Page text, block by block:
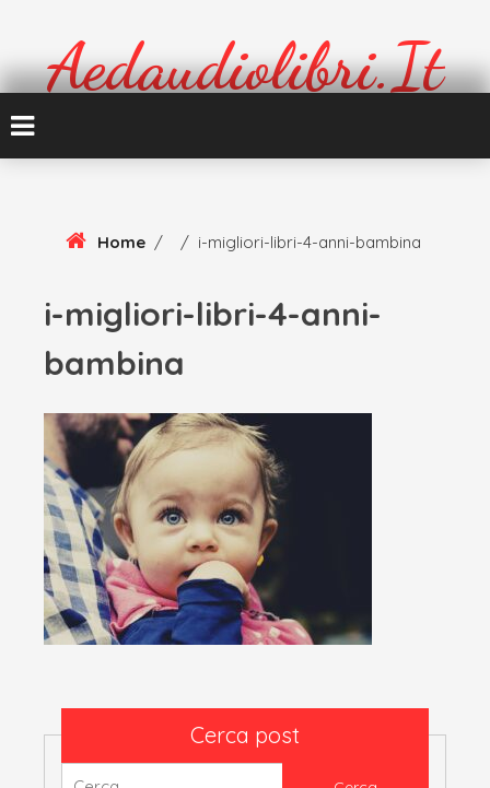
Aedaudiolibri.it
Home / / i-migliori-libri-4-anni-bambina
i-migliori-libri-4-anni-
bambina
Cerca post